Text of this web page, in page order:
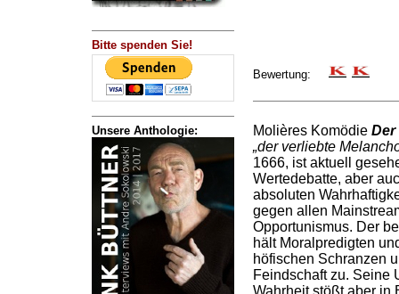
Bitte spenden Sie!
Unsere Anthologie:
Bewertung:
Molières Komödie Der
„der verliebte
1666, ist aktuell
Wertedebatte, aber
absoluten
gegen allen
Opportunismus. Der
hält Moralpredigten
höfischen Schranzen
Feindschaft zu. Seine